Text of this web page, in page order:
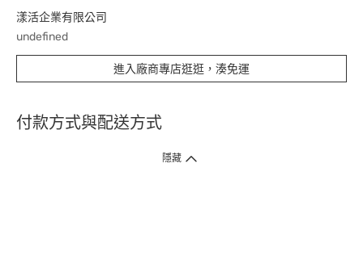
漾活企業有限公司
undefined
進入廠商專店逛逛，湊免運
付款方式與配送方式
隱藏